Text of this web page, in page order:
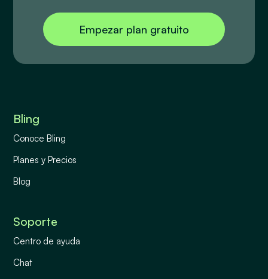
Empezar plan gratuito
Bling
Conoce Bling
Planes y Precios
Blog
Soporte
Centro de ayuda
Chat